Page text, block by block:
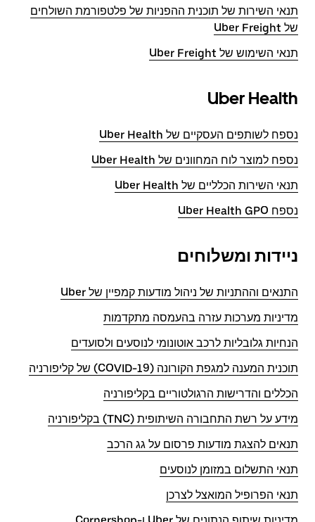
תנאי השירות של תוכנית ההפניות של פלטפורמת השולחים
של Uber Freight
תנאי השימוש של Uber Freight
Uber Health
נספח לשותפים העסקיים של Uber Health
נספח למוצר לוח המחוונים של Uber Health
תנאי השירות הכלליים של Uber Health
נספח Uber Health GPO
ניידות ומשלוחים
התנאים וההתניות של ניהול מודעות קמפיין של Uber
מדיניות מערכות עזרה בהעמסה מתקדמות
הנחיות גלובליות לרכב אוטונומי לנוסעים ולסועדים
תוכנית המענה למגפת הקורונה (COVID-19) של קליפורניה
הכללים והדרישות הרגולטוריים בקליפורניה
מידע על רשת התחבורה השיתופית (TNC) בקליפורניה
תנאים להצגת מודעות פרסום על גג הרכב
תנאי התשלום במזומן לנוסעים
תנאי הפרופיל המואצל לצרכן